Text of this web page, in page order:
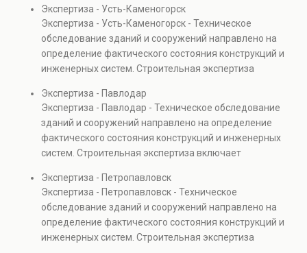
элементов и оценку эксплуатационной безопасности.
Услуга востребована при покупке недвижимости,
капитальном ремонте и реконструкции объектов, а
также при судебных разбирательствах и технических
проверках.
Экспертиза - Усть-Каменогорск
Экспертиза - Усть-Каменогорск - Техническое
обследование зданий и сооружений направлено на
определение фактического состояния конструкций и
инженерных систем. Строительная экспертиза
прочности элементов и оценку эксплуатационной
безопасности. Услуга востребована при покупке
недвижимости, капитальном ремонте и реконструкции
объектов, а также при судебных разбирательствах и
технических проверках.
Экспертиза - Павлодар
Экспертиза - Павлодар - Техническое обследование
зданий и сооружений направлено на определение
фактического состояния конструкций и инженерных
систем. Строительная экспертиза включает
элементов и оценку эксплуатационной безопасности.
Услуга востребована при покупке недвижимости,
капитальном ремонте и реконструкции объектов, а
также при судебных разбирательствах и технических
проверках.
Экспертиза - Петропавловск
Экспертиза - Петропавловск - Техническое
обследование зданий и сооружений направлено на
определение фактического состояния конструкций и
инженерных систем. Строительная экспертиза